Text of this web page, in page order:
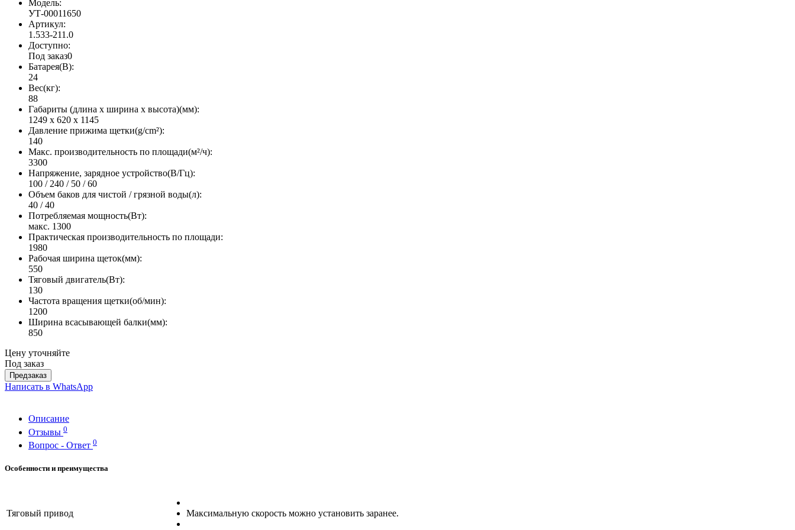
Модель:
УТ-00011650
Артикул:
1.533-211.0
Доступно:
Под заказ0
Батарея(В):
24
Вес(кг):
88
Габариты (длина х ширина х высота)(мм):
1249 x 620 x 1145
Давление прижима щетки(g/cm²):
140
Макс. производительность по площади(м²/ч):
3300
Напряжение, зарядное устройство(В/Гц):
100 / 240 / 50 / 60
Объем баков для чистой / грязной воды(л):
40 / 40
Потребляемая мощность(Вт):
макс. 1300
Практическая производительность по площади:
1980
Рабочая ширина щеток(мм):
550
Тяговый двигатель(Вт):
130
Частота вращения щетки(об/мин):
1200
Ширина всасывающей балки(мм):
850
Цену уточняйте
Под заказ
Предзаказ
Написать в WhatsApp
Описание
Отзывы 0
Вопрос - Ответ 0
Особенности и преимущества
Тяговый привод Максимальную скорость можно установить заранее.